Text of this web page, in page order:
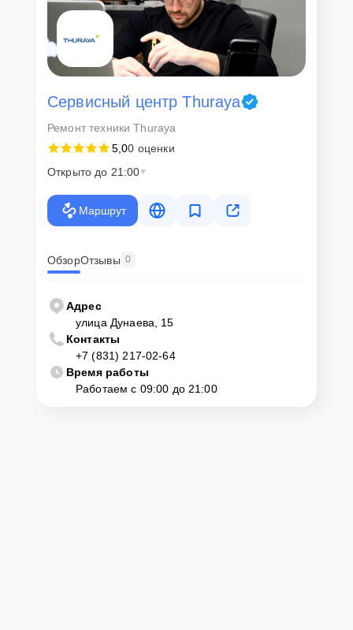
Сервисный центр Thuraya
Ремонт техники Thuraya
5,00 оценки
Открыто до 21:00
Маршрут
ОбзорОтзывы 0
Адрес
улица Дунаева, 15
Контакты
+7 (831) 217-02-64
Время работы
Работаем с 09:00 до 21:00